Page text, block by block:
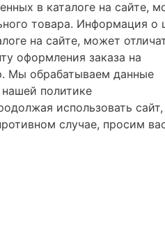
в каталоге на сайте,
товара. Информация о
на сайте, может
оформления заказа на
Мы обрабатываем данные
нашей политике
использовать
случае, просим